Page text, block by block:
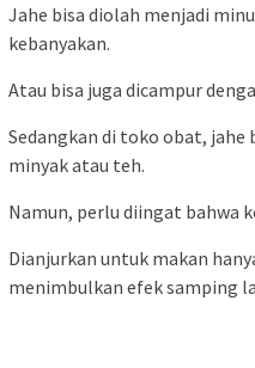
Jahe bisa diolah menjadi
kebanyakan.
Atau bisa juga dicampur
Sedangkan di toko obat, jahe
minyak atau teh.
Namun, perlu diingat bahwa
Dianjurkan untuk makan
menimbulkan efek samping